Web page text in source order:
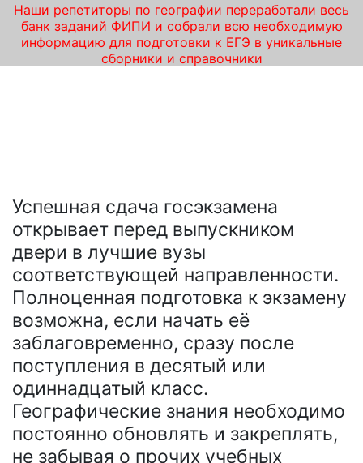
Наши репетиторы по географии переработали весь
банк заданий ФИПИ и собрали всю необходимую
информацию для подготовки к ЕГЭ в уникальные
сборники и справочники
Успешная сдача госэкзамена
открывает перед выпускником
двери в лучшие вузы
соответствующей направленности.
Полноценная подготовка к экзамену
возможна, если начать её
заблаговременно, сразу после
поступления в десятый или
одиннадцатый класс.
Географические знания необходимо
постоянно обновлять и закреплять,
не забывая о прочих учебных